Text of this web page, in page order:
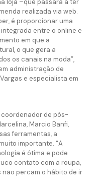
loja –que passará a ter
realizada via web.
é proporcionar uma
entre o online e
em que a
o que gera a
os canais na moda”,
administração de
e especialista em
de pós-
Marcio Banfi,
ferramentas, a
importante. “A
é ótima e pode
contato com a roupa,
percam o hábito de ir